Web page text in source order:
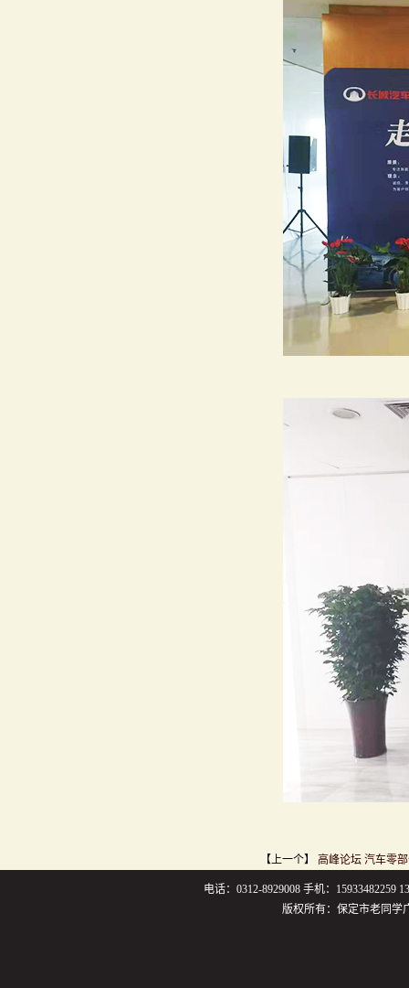
【上一个】 高峰论坛 汽车零
电话：0312-8929008 手机：15933482259
版权所有：保定市老同学